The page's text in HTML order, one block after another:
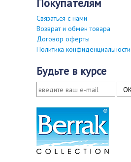
покупателям
Связаться с нами
Возврат и обмен товара
Договор оферты
Политика конфиденциальности
будьте в курсе